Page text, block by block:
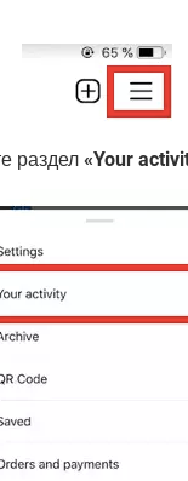
раздел «Your